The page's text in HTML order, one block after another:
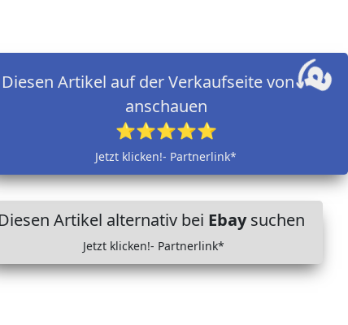
Diesen Artikel auf der Verkaufseite von
anschauen
⭐⭐⭐⭐⭐
Jetzt klicken!- Partnerlink*
Diesen Artikel alternativ bei Ebaysuchen
Jetzt klicken!- Partnerlink*